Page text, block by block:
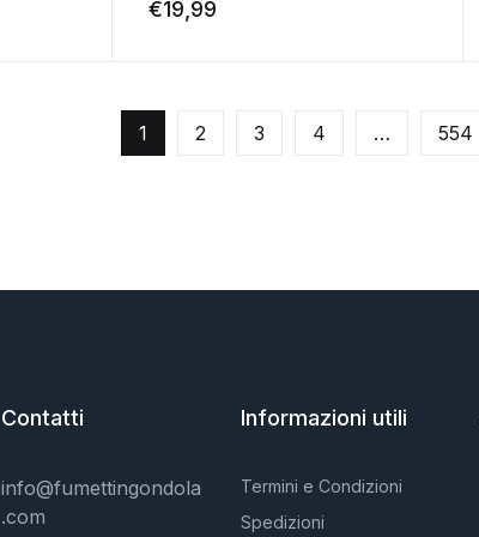
€19,99
1 2 3 4 … 554
Contatti
info@fumettingondola
.com
Informazioni utili
Termini e Condizioni
Spedizioni